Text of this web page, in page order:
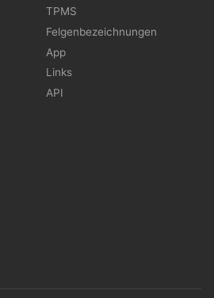
TPMS
Felgenbezeichnungen
App
Links
API